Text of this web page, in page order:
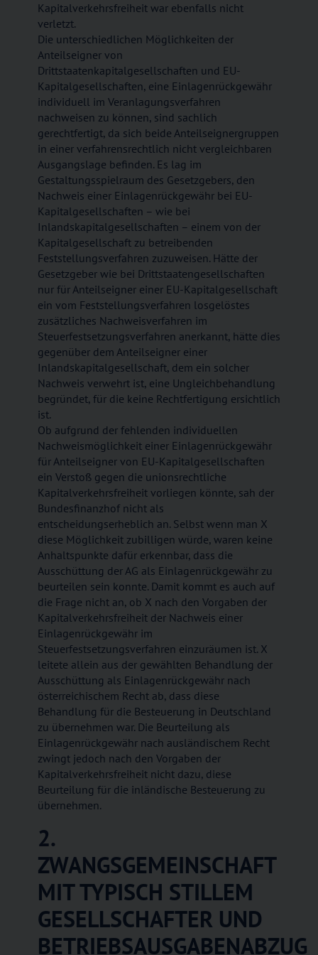
Kapitalverkehrsfreiheit war ebenfalls nicht
verletzt.
Die unterschiedlichen Möglichkeiten der
Anteilseigner von
Drittstaatenkapitalgesellschaften und EU-
Kapitalgesellschaften, eine Einlagenrückgewähr
individuell im Veranlagungsverfahren
nachweisen zu können, sind sachlich
gerechtfertigt, da sich beide Anteilseignergruppen
in einer verfahrensrechtlich nicht vergleichbaren
Ausgangslage befinden. Es lag im
Gestaltungsspielraum des Gesetzgebers, den
Nachweis einer Einlagenrückgewähr bei EU-
Kapitalgesellschaften – wie bei
Inlandskapitalgesellschaften – einem von der
Kapitalgesellschaft zu betreibenden
Feststellungsverfahren zuzuweisen. Hätte der
Gesetzgeber wie bei Drittstaatengesellschaften
nur für Anteilseigner einer EU-Kapitalgesellschaft
ein vom Feststellungsverfahren losgelöstes
zusätzliches Nachweisverfahren im
Steuerfestsetzungsverfahren anerkannt, hätte dies
gegenüber dem Anteilseigner einer
Inlandskapitalgesellschaft, dem ein solcher
Nachweis verwehrt ist, eine Ungleichbehandlung
begründet, für die keine Rechtfertigung ersichtlich
ist.
Ob aufgrund der fehlenden individuellen
Nachweismöglichkeit einer Einlagenrückgewähr
für Anteilseigner von EU-Kapitalgesellschaften
ein Verstoß gegen die unionsrechtliche
Kapitalverkehrsfreiheit vorliegen könnte, sah der
Bundesfinanzhof nicht als
entscheidungserheblich an. Selbst wenn man X
diese Möglichkeit zubilligen würde, waren keine
Anhaltspunkte dafür erkennbar, dass die
Ausschüttung der AG als Einlagenrückgewähr zu
beurteilen sein konnte. Damit kommt es auch auf
die Frage nicht an, ob X nach den Vorgaben der
Kapitalverkehrsfreiheit der Nachweis einer
Einlagenrückgewähr im
Steuerfestsetzungsverfahren einzuräumen ist. X
leitete allein aus der gewählten Behandlung der
Ausschüttung als Einlagenrückgewähr nach
österreichischem Recht ab, dass diese
Behandlung für die Besteuerung in Deutschland
zu übernehmen war. Die Beurteilung als
Einlagenrückgewähr nach ausländischem Recht
zwingt jedoch nach den Vorgaben der
Kapitalverkehrsfreiheit nicht dazu, diese
Beurteilung für die inländische Besteuerung zu
übernehmen.
2.
ZWANGSGEMEINSCHAFT
MIT TYPISCH STILLEM
GESELLSCHAFTER UND
BETRIEBSAUSGABENABZUG